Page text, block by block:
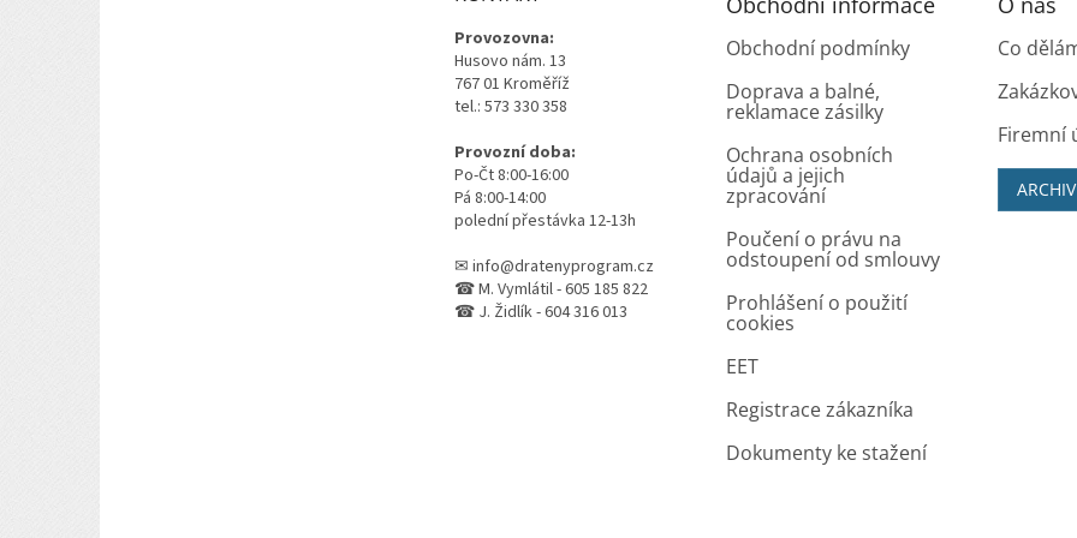
Provozovna:
Husovo nám. 13
767 01 Kroměříž
tel.: 573 330 358
Provozní doba:
Po-Čt 8:00-16:00
Pá 8:00-14:00
polední přestávka 12-13h
✉ info@dratenyprogram.cz
☎ M. Vymlátil - 605 185 822
☎ J. Židlík - 604 316 013
Obchodní podmínky
Doprava a balné,
reklamace zásilky
Ochrana osobních
údajů a jejich
zpracování
Poučení o právu na
odstoupení od smlouvy
Prohlášení o použití
cookies
EET
Registrace zákazníka
Dokumenty ke stažení
Co
Firemní
ARCHIV